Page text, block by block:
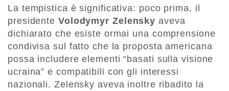
La tempistica è significativa: poco prima, il
presidente Volodymyr Zelensky aveva
dichiarato che esiste ormai una comprensione
condivisa sul fatto che la proposta americana
possa includere elementi “basati sulla visione
ucraina” e compatibili con gli interessi
nazionali. Zelensky aveva inoltre ribadito la